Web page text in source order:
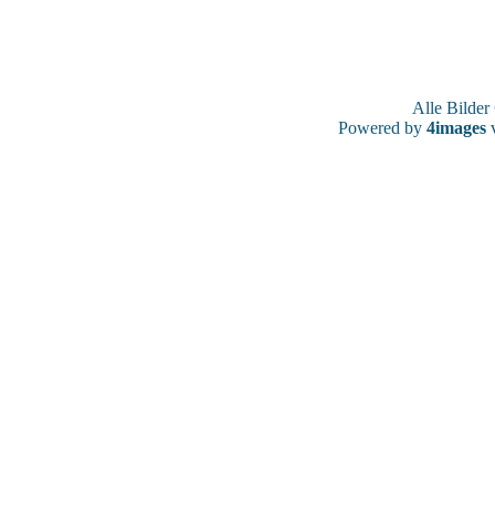
Alle
Powered by 4images